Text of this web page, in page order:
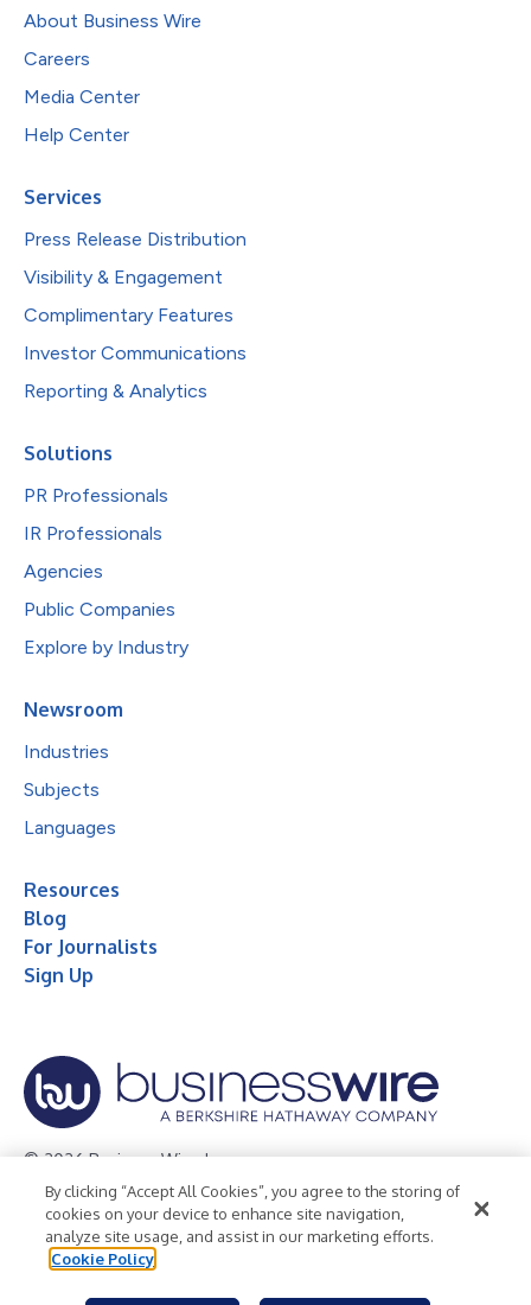
About Business Wire
Careers
Media Center
Help Center
Services
Press Release Distribution
Visibility & Engagement
Complimentary Features
Investor Communications
Reporting & Analytics
Solutions
PR Professionals
IR Professionals
Agencies
Public Companies
Explore by Industry
Newsroom
Industries
Subjects
Languages
Resources
Blog
For Journalists
Sign Up
© 2026 Business Wire, Inc.
Privacy Policy Cookie Policy
Accessibility Statement
Terms of Use
Legal
By clicking “Accept All Cookies”, you agree to the storing of
cookies on your device to enhance site navigation,
analyze site usage, and assist in our marketing efforts.
Cookie Policy